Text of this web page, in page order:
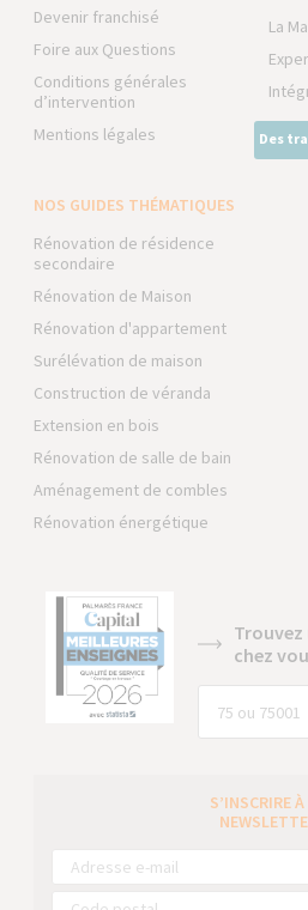
Devenir franchisé
Foire aux Questions
Conditions générales
d’intervention
Mentions légales
La
Des
NOS GUIDES THÉMATIQUES
Rénovation de résidence
secondaire
Rénovation de Maison
Rénovation d'appartement
Surélévation de maison
Construction de véranda
Extension en bois
Rénovation de salle de bain
Aménagement de combles
Rénovation énergétique
Trouvez
chez
S’INSCRIRE